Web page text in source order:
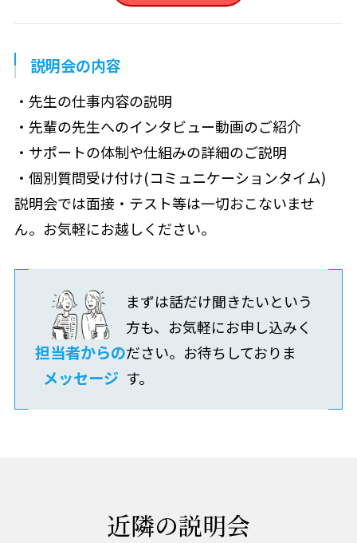
説明会の内容
・先生の仕事内容の説明
・先輩の先生へのインタビュー動画のご紹介
・サポートの体制や仕組みの詳細のご説明
・個別質問受け付け(コミュニケーションタイム)
説明会では面接・テスト等は一切おこないませ
ん。お気軽にお越しください。
担当者からの
メッセージ
まずは話だけ聞きたいという
方も、お気軽にお申し込みく
ださい。お待ちしておりま
す。
近隣の説明会